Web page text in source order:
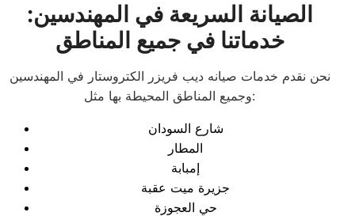
الصيانة السريعة في المهندسين:
خدماتنا في جميع المناطق
نحن نقدم خدمات صيانه ديب فريزر الكتروستار في المهندسين
وجميع المناطق المحيطة بها مثل:
شارع السودان
المطار
إمبابة
جزيرة ميت عقبة
حي العجوزة